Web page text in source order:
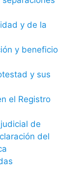
y de la
y beneficio
y sus
el Registro
de
del